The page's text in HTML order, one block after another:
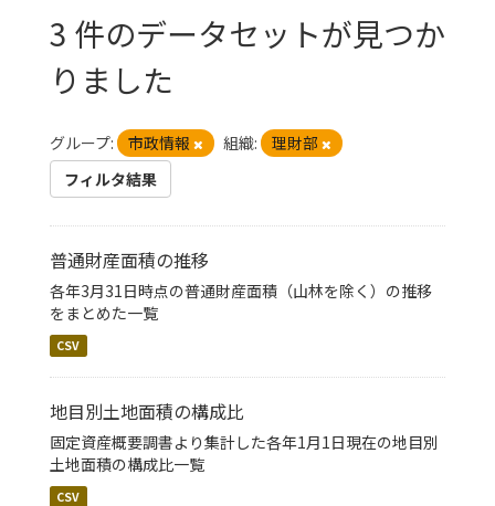
3 件のデータセットが見つか
りました
グループ: 市政情報 組織:
理財部
フィルタ結果
普通財産面積の推移
各年3月31日時点の普通財産面積（山林を除く）の推移
をまとめた一覧
CSV
地目別土地面積の構成比
固定資産概要調書より集計した各年1月1日現在の地目別
土地面積の構成比一覧
CSV